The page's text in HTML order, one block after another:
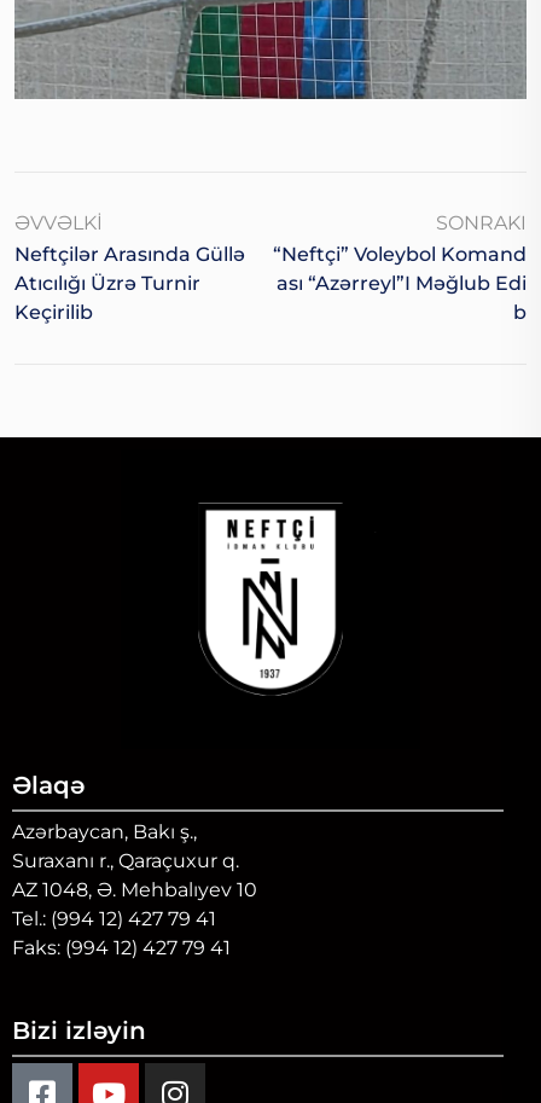
ƏVVƏLKI
Neftçilər Arasında Güllə
Atıcılığı Üzrə Turnir
Keçirilib
SONRAKI
“Neftçi” Voleybol Komand
Ası “Azərreyl”i Məğlub Edi
B
Əlaqə
Azərbaycan, Bakı ş.,
Suraxanı r., Qaraçuxur q.
AZ 1048, Ə. Mehbalıyev 10
Tel.: (994 12) 427 79 41
Faks: (994 12) 427 79 41
Bizi izləyin